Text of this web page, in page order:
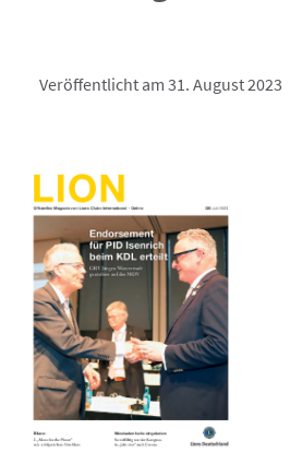
Veröffentlicht am 31. August 2023